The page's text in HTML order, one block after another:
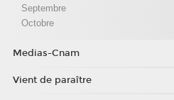
Septembre
Octobre
Medias-Cnam
Vient de paraître